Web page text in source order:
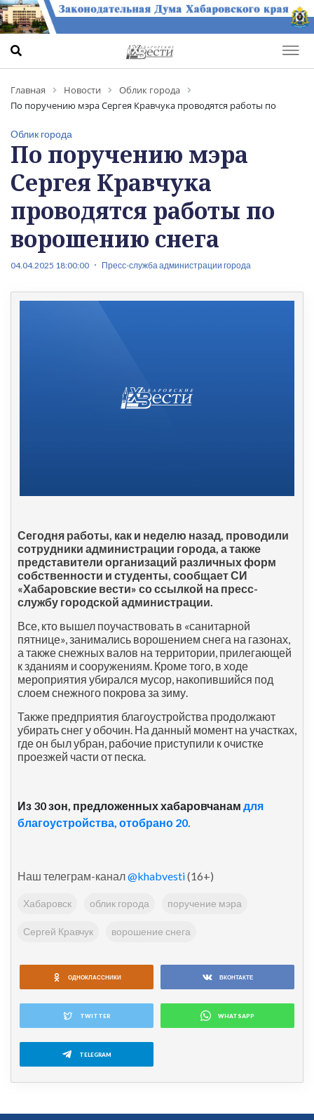
Главная Новости
Облик города
По поручению мэра Сергея Кравчука проводятся работы по
Облик города
По поручению мэра
Сергея Кравчука
проводятся работы по
ворошению снега
04.04.2025 18:00:00 Пресс-служба администрации города
Сегодня работы, как и неделю назад, проводили
сотрудники администрации города, а также
представители организаций различных форм
собственности и студенты, сообщает СИ
«Хабаровские вести» со ссылкой на пресс-
службу городской администрации.
Все, кто вышел поучаствовать в «санитарной
пятнице», занимались ворошением снега на газонах,
а также снежных валов на территории, прилегающей
к зданиям и сооружениям. Кроме того, в ходе
мероприятия убирался мусор, накопившийся под
слоем снежного покрова за зиму.
Также предприятия благоустройства продолжают
убирать снег у обочин. На данный момент на участках,
где он был убран, рабочие приступили к очистке
проезжей части от песка.
Из 30 зон, предложенных хабаровчанам для
благоустройства, отобрано 20.
Наш телеграм-канал@khabvesti(16+)
Хабаровск облик города поручение мэра
Сергей Кравчук ворошение снега
ОДНОКЛАССНИКИ ВКОНТАКТЕ
TWITTER WHATSAPP
TELEGRAM